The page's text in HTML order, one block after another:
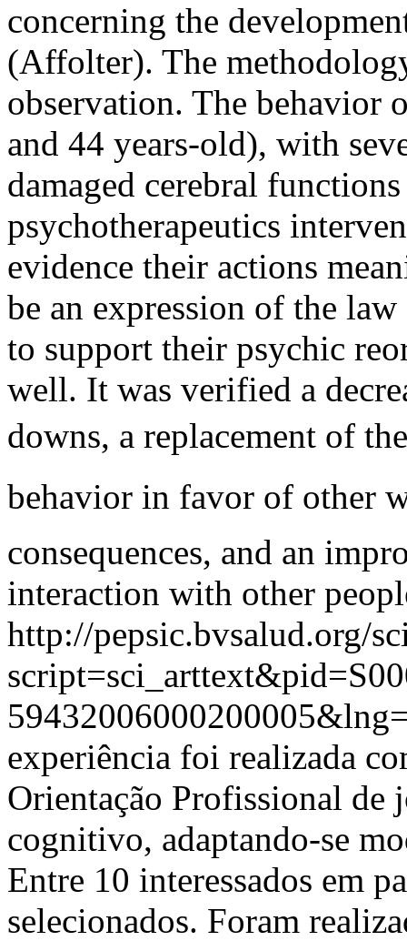
concerning the
(Affolter). The
observation. The behavior
and 44 years-old), with
damaged cerebral
psychotherapeutics
evidence their actions
be an expression of the
to support their psychic
well. It was verified a
downs, a replacement of
behavior in favor of other
consequences, and an
interaction with other
http://pepsic.bvsalud.org/
experiência foi realizada
Orientação Profissional de
cognitivo, adaptando-se
Entre 10 interessados em
selecionados. Foram